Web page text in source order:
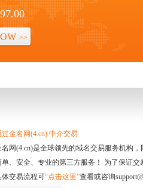
>>
过金名网(4.cn) 中介交易
名网(4.cn)是全球领先的域名交易服务机构
单、安全、专业的第三方服务！ 为了保证
体交易流程可“点击这里”查看或咨询